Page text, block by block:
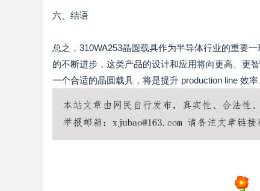
六、结语
总之，310WA253晶圆载具作为半导体行业的重要
的不断进步，这类产品的设计和应用将向更高、更
一个合适的晶圆载具，将是提升 production line 效